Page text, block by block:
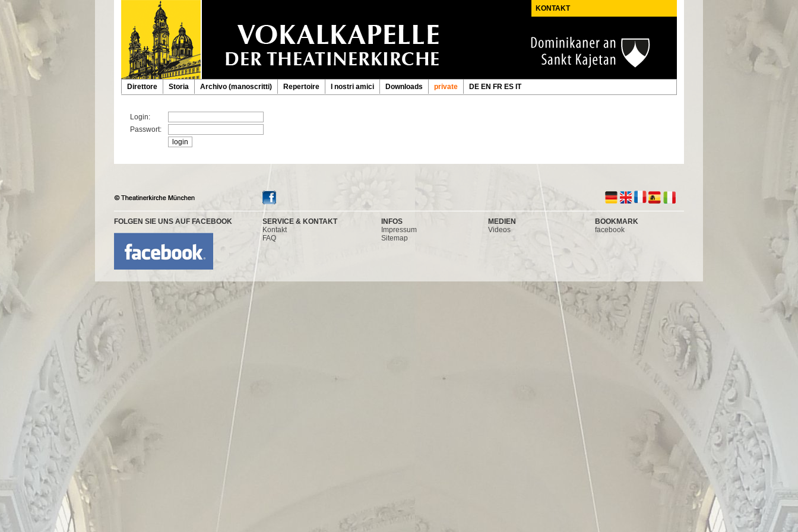
KONTAKT
Direttore Storia Archivo (manoscritti) Repertoire I nostri amici Downloads private DE EN FR ES IT
Login:
Passwort:
FOLGEN SIE UNS AUF FACEBOOK
SERVICE & KONTAKT
Kontakt
FAQ
INFOS
Impressum
Sitemap
MEDIEN
Videos
BOOKMARK
facebook